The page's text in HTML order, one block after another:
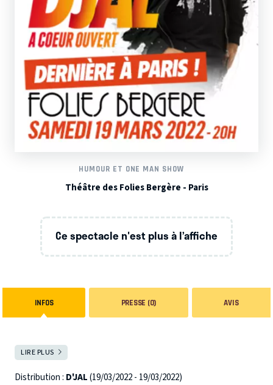
HUMOUR ET ONE MAN SHOW
Théâtre des Folies Bergère - Paris
Ce spectacle n'est plus à l’affiche
INFOS PRESSE (0) AVIS
LIRE PLUS
Distribution : D'JAL(19/03/2022 - 19/03/2022)